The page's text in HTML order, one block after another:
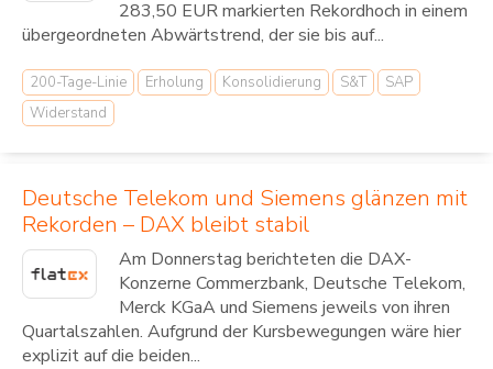
283,50 EUR markierten Rekordhoch in einem
übergeordneten Abwärtstrend, der sie bis auf...
200-Tage-Linie Erholung Konsolidierung S&T
SAP
Widerstand
Deutsche Telekom und Siemens glänzen mit
Rekorden – DAX bleibt stabil
Am Donnerstag berichteten die DAX-
Konzerne Commerzbank, Deutsche Telekom,
Merck KGaA und Siemens jeweils von ihren
Quartalszahlen. Aufgrund der Kursbewegungen wäre hier
explizit auf die beiden...